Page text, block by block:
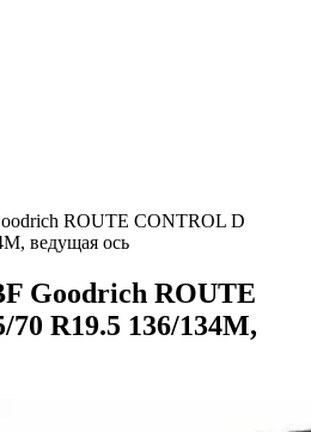
ROUTE CONTROL D
ведущая ось
Goodrich ROUTE
R19.5 136/134M,